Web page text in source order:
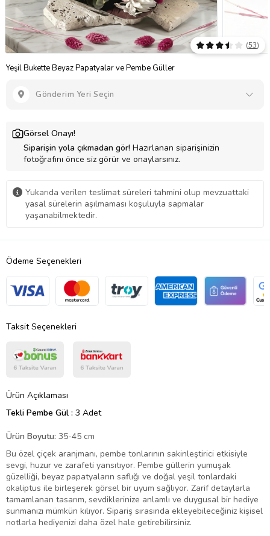
Yeşil Bukette Beyaz Papatyalar ve Pembe Güller
(53)
Gönderim Yeri Seçin
Görsel Onayı!
Siparişin yola çıkmadan gör! Hazırlanan siparişinizin
fotoğrafını önce siz görür ve onaylarsınız.
Yukarıda verilen teslimat süreleri tahmini olup mevzuattaki
yasal sürelerin aşılmaması koşuluyla sapmalar
yaşanabilmektedir.
Ödeme Seçenekleri
Taksit Seçenekleri
Ürün Açıklaması
Tekli Pembe Gül : 3 Adet
Ürün Boyutu: 35-45 cm
Bu özel çiçek aranjmanı, pembe tonlarının sakinleştirici etkisiyle
sevgi, huzur ve zarafeti yansıtıyor. Pembe güllerin yumuşak
güzelliği, beyaz papatyaların saflığı ve doğal yeşil tonlardaki
okaliptus ile birleşerek görsel bir uyum sağlıyor. Zarif detaylarla
tamamlanan tasarım, sevdiklerinize anlamlı ve duygusal bir hediye
sunmanızı mümkün kılıyor. Sipariş sırasında ekleyebileceğiniz kişisel
notlarla hediyenizi daha özel hale getirebilirsiniz.